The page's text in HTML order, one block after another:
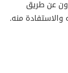
عن طريق
منه.